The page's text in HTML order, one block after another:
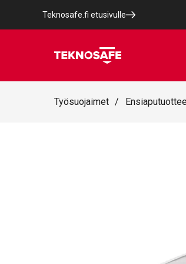
Teknosafe.fi etusivulle
Työsuojaimet /